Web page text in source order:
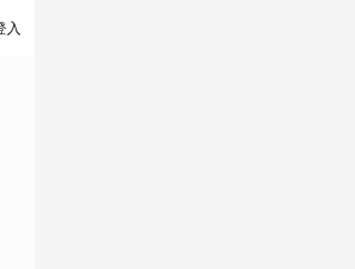
入